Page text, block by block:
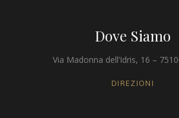
Dove Siamo
Via Madonna dell’Idris, 16 –
DIREZIONI